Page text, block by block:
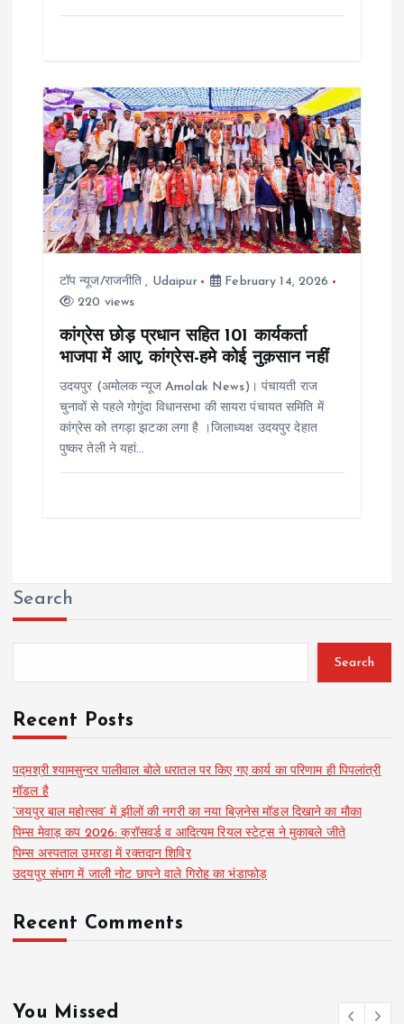
टॉप न्यूज/राजनीति , Udaipur
February 14, 2026
220 views
कांग्रेस छोड़ प्रधान सहित 101 कार्यकर्ता
भाजपा में आए, कांग्रेस-हमे कोई नुक़सान नहीं
उदयपुर (अमोलक न्यूज Amolak News)। पंचायती राज
चुनावों से पहले गोगुंदा विधानसभा की सायरा पंचायत समिति में
कांग्रेस को तगड़ा झटका लगा है ।जिलाध्यक्ष उदयपुर देहात
पुष्कर तेली ने यहां…
Search
Search
Recent Posts
पद्मश्री श्यामसुन्दर पालीवाल बोले धरातल पर किए गए कार्य का परिणाम ही पिपलांत्री
मॉडल है
‘जयपुर बाल महोत्सव’ में झीलों की नगरी का नया बिज़नेस मॉडल दिखाने का मौका
पिम्स मेवाड़ कप 2026: क्रॉसवर्ड व आदित्यम रियल स्टेट्स ने मुकाबले जीते
पिम्स अस्पताल उमरडा में रक्तदान शिविर
उदयपुर संभाग में जाली नोट छापने वाले गिरोह का भंडाफोड़
Recent Comments
You Missed